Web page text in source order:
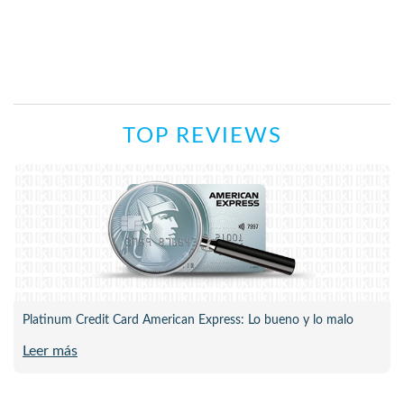
TOP REVIEWS
Platinum Credit Card American Express: Lo bueno y lo malo
Leer más